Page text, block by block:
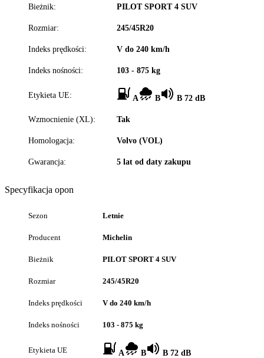
Bieżnik: PILOT SPORT 4 SUV
Rozmiar: 245/45R20
Indeks prędkości: V do 240 km/h
Indeks nośności: 103 - 875 kg
Etykieta UE: A B B 72 dB
Wzmocnienie (XL): Tak
Homologacja: Volvo (VOL)
Gwarancja: 5 lat od daty zakupu
Specyfikacja opon
Sezon Letnie
Producent Michelin
Bieżnik PILOT SPORT 4 SUV
Rozmiar 245/45R20
Indeks prędkości V do 240 km/h
Indeks nośności 103 - 875 kg
Etykieta UE A B B 72 dB